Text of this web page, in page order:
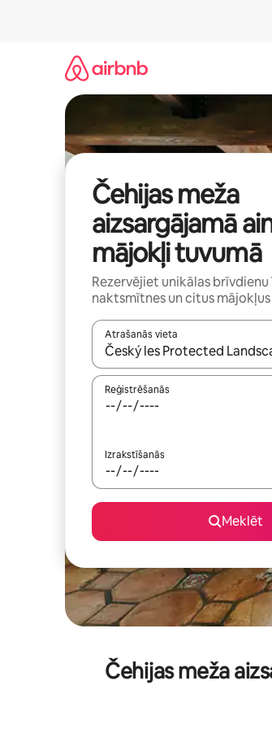
Čehijas meža
aizsargājamā
mājokļi tuvumā
Rezervējiet unikālas brīvdienu
naktsmītnes un citus
Atrašanās vieta
Kad rezultāti kļūs pieejami,
Reģistrēšanās
Izrakstīšanās
Meklēt
Čehijas meža